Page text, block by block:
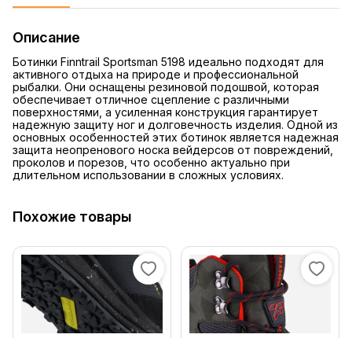
Описание
Ботинки Finntrail Sportsman 5198 идеально подходят для
активного отдыха на природе и профессиональной
рыбалки. Они оснащены резиновой подошвой, которая
обеспечивает отличное сцепление с различными
поверхностями, а усиленная конструкция гарантирует
надежную защиту ног и долговечность изделия. Одной из
основных особенностей этих ботинок является надежная
защита неопренового носка вейдерсов от повреждений,
проколов и порезов, что особенно актуально при
длительном использовании в сложных условиях.
Похожие товары